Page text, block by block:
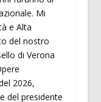
Mi
e Alta
del nostro
di Verona
2026,
del presidente